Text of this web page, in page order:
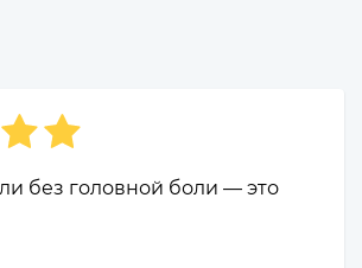
без головной боли — это